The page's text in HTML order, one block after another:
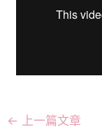
← 上一篇文章